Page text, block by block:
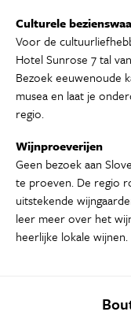
Culturele
Voor de
Hotel Sunrose 7 tal
Bezoek eeuwenoude
musea en laat je
regio.
Wijnproeverijen
Geen bezoek aan
te proeven. De regio
uitstekende
leer meer over het
heerlijke lokale wijnen.